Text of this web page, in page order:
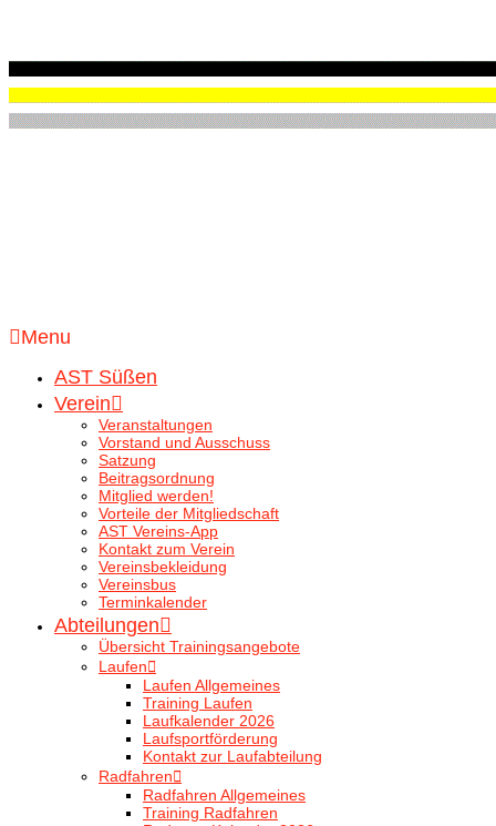
Menu
AST Süßen
Verein
Veranstaltungen
Vorstand und Ausschuss
Satzung
Beitragsordnung
Mitglied werden!
Vorteile der Mitgliedschaft
AST Vereins-App
Kontakt zum Verein
Vereinsbekleidung
Vereinsbus
Terminkalender
Abteilungen
Übersicht Trainingsangebote
Laufen
Laufen Allgemeines
Training Laufen
Laufkalender 2026
Laufsportförderung
Kontakt zur Laufabteilung
Radfahren
Radfahren Allgemeines
Training Radfahren